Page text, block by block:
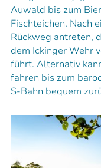
Auwald bis zum
Fischteichen. Nach
Rückweg antreten,
dem Ickinger Wehr
führt. Alternativ
fahren bis zum
S-Bahn bequem